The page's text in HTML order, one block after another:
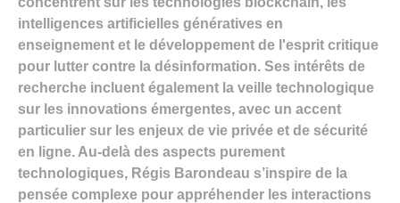
intelligences artificielles génératives en
enseignement et le développement de l'esprit critique
pour lutter contre la désinformation. Ses intérêts de
recherche incluent également la veille technologique
sur les innovations émergentes, avec un accent
particulier sur les enjeux de vie privée et de sécurité
en ligne. Au-delà des aspects purement
technologiques, Régis Barondeau s’inspire de la
pensée complexe pour appréhender les interactions